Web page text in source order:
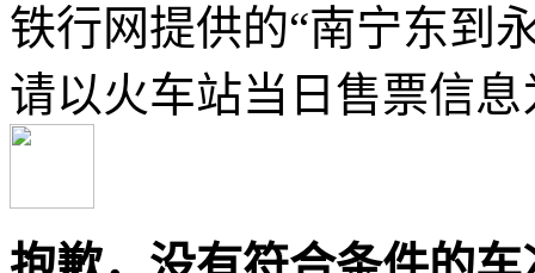
铁行网提供的“南宁东到
请以火车站当日售票信息